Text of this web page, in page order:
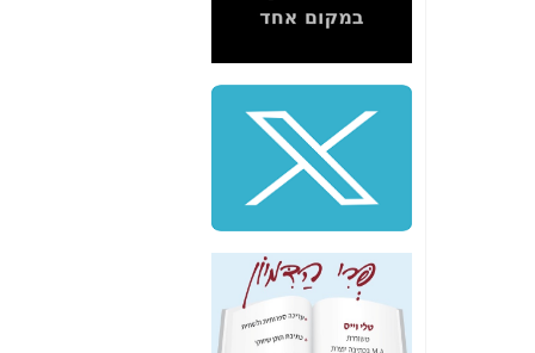
סיכום ביקור בסיליקון
שלמה פילבר (עד
לאחרונה מנכ"ל משרד
התקשורת) - עד
מדינה? הצחקתם
"יש אפליה בחקירה"?
חשיפה: למה השר
משה כחלון לא נחקר
עד היום? -
כאן